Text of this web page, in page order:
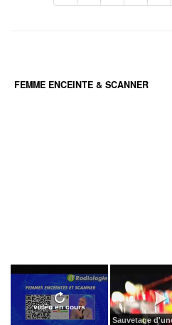
FEMME ENCEINTE & SCANNER
vidéo en cours
Sauvetage